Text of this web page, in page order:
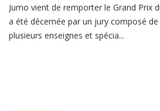
Jumo vient de remporter le Grand Prix
a été décernée par un jury composé
plusieurs enseignes et spécia...